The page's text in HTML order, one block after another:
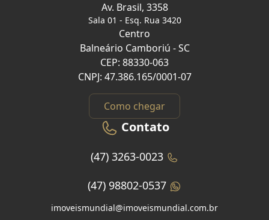
Av. Brasil, 3358
Sala 01 - Esq. Rua 3420
Centro
Balneário Camboriú - SC
CEP: 88330-063
CNPJ: 47.386.165/0001-07
Como chegar
Contato
(47) 3263-0023
(47) 98802-0537
imoveismundial@imoveismundial.com.br